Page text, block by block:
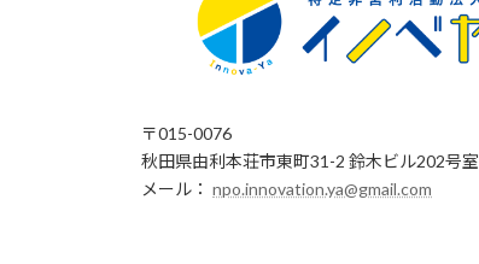
〒015-0076
秋田県由利本荘市東町31-2 鈴木ビル202号室
メール： npo.innovation.ya@gmail.com